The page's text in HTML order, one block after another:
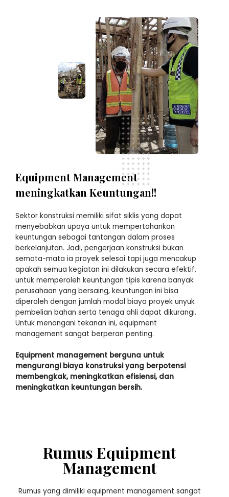
Equipment Management
meningkatkan Keuntungan!!
Sektor konstruksi memiliki sifat siklis yang dapat
menyebabkan upaya untuk mempertahankan
keuntungan sebagai tantangan dalam proses
berkelanjutan. Jadi, pengerjaan konstruksi bukan
semata-mata ia proyek selesai tapi juga mencakup
apakah semua kegiatan ini dilakukan secara efektif,
untuk memperoleh keuntungan tipis karena banyak
perusahaan yang bersaing, keuntungan ini bisa
diperoleh dengan jumlah modal biaya proyek unyuk
pembelian bahan serta tenaga ahli dapat dikurangi.
Untuk menangani tekanan ini, equipment
management sangat berperan penting.
Equipment management berguna untuk
mengurangi biaya konstruksi yang berpotensi
membengkak, meningkatkan efisiensi, dan
meningkatkan keuntungan bersih.
Rumus Equipment
Management
Rumus yang dimiliki equipment management sangat